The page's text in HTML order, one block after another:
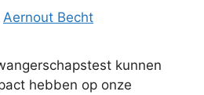
Aernout Becht
kunnen
hebben op onze